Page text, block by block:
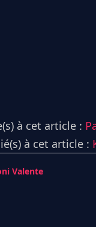
à cet article :
à cet article :
Valente